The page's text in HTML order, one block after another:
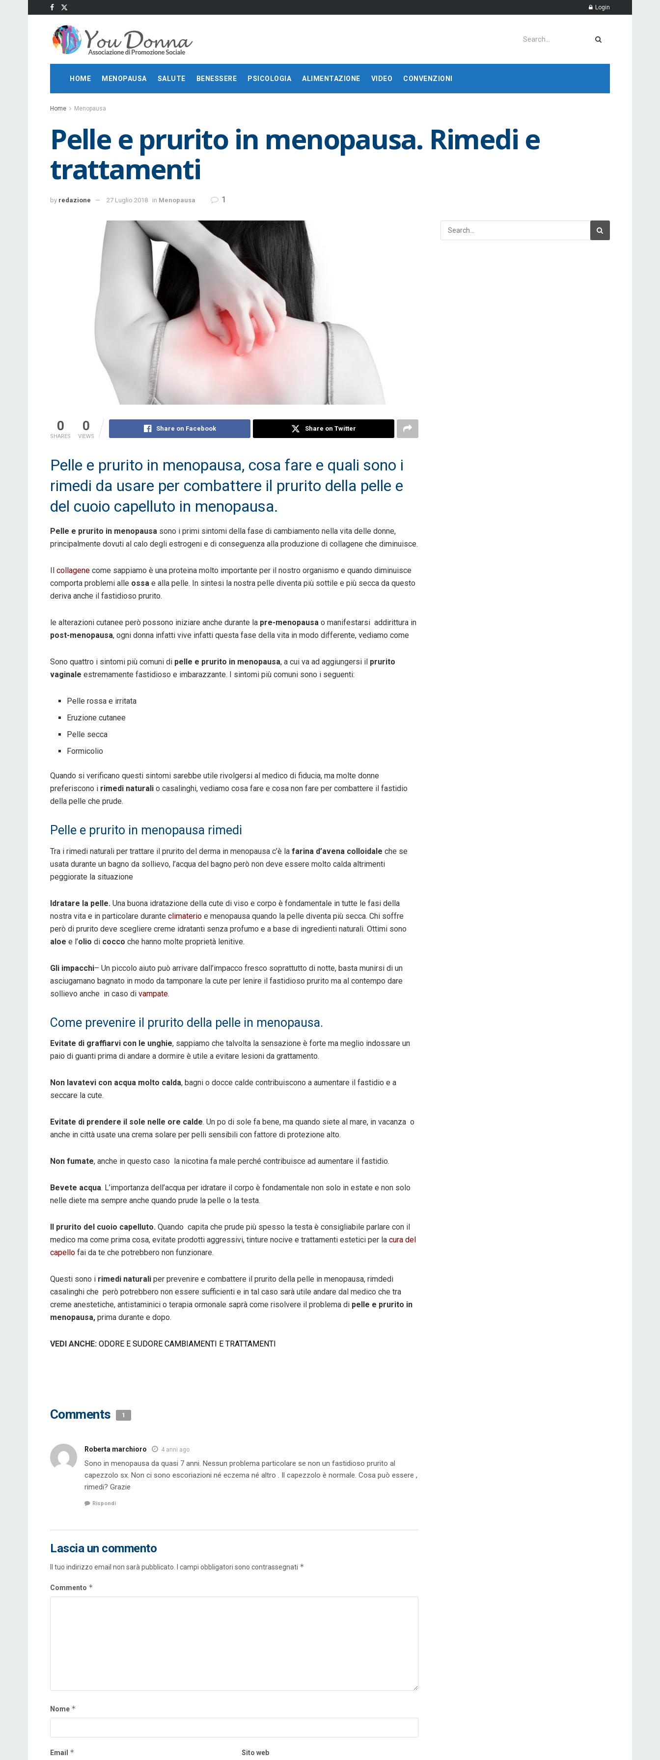
Login
HOME MENOPAUSA SALUTE BENESSERE PSICOLOGIA ALIMENTAZIONE VIDEO CONVENZIONI
Home Menopausa
Pelle e prurito in menopausa. Rimedi e
trattamenti
by redazione 27 Luglio 2018 in Menopausa 1
0
SHARES
0
VIEWS
Share on Facebook Share on Twitter
Pelle e prurito in menopausa, cosa fare e quali sono i
rimedi da usare per combattere il prurito della pelle e
del cuoio capelluto in menopausa.
Pelle e prurito in menopausa sono i primi sintomi della fase di cambiamento nella vita delle donne,
principalmente dovuti al calo degli estrogeni e di conseguenza alla produzione di collagene che diminuisce.
Il collagene come sappiamo è una proteina molto importante per il nostro organismo e quando diminuisce
comporta problemi alle ossa e alla pelle. In sintesi la nostra pelle diventa più sottile e più secca da questo
deriva anche il fastidioso prurito.
le alterazioni cutanee però possono iniziare anche durante la pre-menopausa o manifestarsi addirittura in
post-menopausa, ogni donna infatti vive infatti questa fase della vita in modo differente, vediamo come
Sono quattro i sintomi più comuni di pelle e prurito in menopausa, a cui va ad aggiungersi il prurito
vaginale estremamente fastidioso e imbarazzante. I sintomi più comuni sono i seguenti:
Pelle rossa e irritata
Eruzione cutanee
Pelle secca
Formicolio
Quando si verificano questi sintomi sarebbe utile rivolgersi al medico di fiducia, ma molte donne
preferiscono i rimedi naturali o casalinghi, vediamo cosa fare e cosa non fare per combattere il fastidio
della pelle che prude.
Pelle e prurito in menopausa rimedi
Tra i rimedi naturali per trattare il prurito del derma in menopausa c’è la farina d’avena colloidale che se
usata durante un bagno da sollievo, l’acqua del bagno però non deve essere molto calda altrimenti
peggiorate la situazione
Idratare la pelle. Una buona idratazione della cute di viso e corpo è fondamentale in tutte le fasi della
nostra vita e in particolare durante climaterio e menopausa quando la pelle diventa più secca. Chi soffre
però di prurito deve scegliere creme idratanti senza profumo e a base di ingredienti naturali. Ottimi sono
aloe e l’olio di cocco che hanno molte proprietà lenitive.
Gli impacchi– Un piccolo aiuto può arrivare dall’impacco fresco soprattutto di notte, basta munirsi di un
asciugamano bagnato in modo da tamponare la cute per lenire il fastidioso prurito ma al contempo dare
sollievo anche in caso di vampate.
Come prevenire il prurito della pelle in menopausa.
Evitate di graffiarvi con le unghie, sappiamo che talvolta la sensazione è forte ma meglio indossare un
paio di guanti prima di andare a dormire è utile a evitare lesioni da grattamento.
Non lavatevi con acqua molto calda, bagni o docce calde contribuiscono a aumentare il fastidio e a
seccare la cute.
Evitate di prendere il sole nelle ore calde. Un po di sole fa bene, ma quando siete al mare, in vacanza o
anche in città usate una crema solare per pelli sensibili con fattore di protezione alto.
Non fumate, anche in questo caso la nicotina fa male perché contribuisce ad aumentare il fastidio.
Bevete acqua. L’importanza dell’acqua per idratare il corpo è fondamentale non solo in estate e non solo
nelle diete ma sempre anche quando prude la pelle o la testa.
Il prurito del cuoio capelluto. Quando capita che prude più spesso la testa è consigliabile parlare con il
medico ma come prima cosa, evitate prodotti aggressivi, tinture nocive e trattamenti estetici per la cura del
capello fai da te che potrebbero non funzionare.
Questi sono i rimedi naturali per prevenire e combattere il prurito della pelle in menopausa, rimdedi
casalinghi che però potrebbero non essere sufficienti e in tal caso sarà utile andare dal medico che tra
creme anestetiche, antistaminici o terapia ormonale saprà come risolvere il problema di pelle e prurito in
menopausa, prima durante e dopo.
VEDI ANCHE: ODORE E SUDORE CAMBIAMENTI E TRATTAMENTI
Comments 1
Roberta marchioro 4 anni ago
Sono in menopausa da quasi 7 anni. Nessun problema particolare se non un fastidioso prurito al
capezzolo sx. Non ci sono escoriazioni né eczema né altro . Il capezzolo è normale. Cosa può essere ,
rimedi? Grazie
Rispondi
Lascia un commento
Il tuo indirizzo email non sarà pubblicato. I campi obbligatori sono contrassegnati *
Commento *
Nome *
Email * Sito web